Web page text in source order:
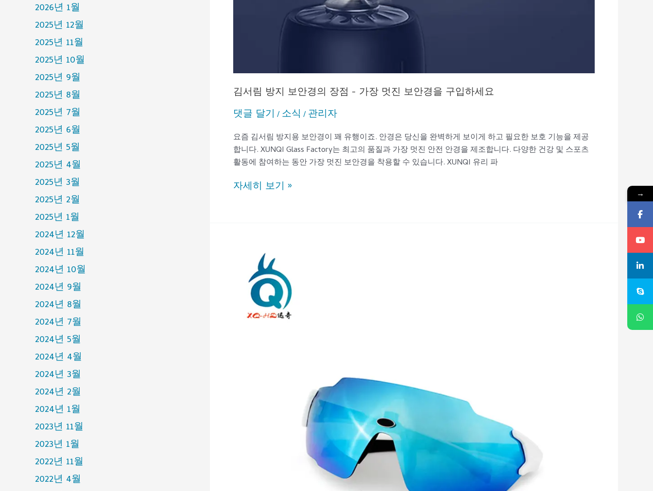
2026년 1월
2025년 12월
2025년 11월
2025년 10월
2025년 9월
2025년 8월
2025년 7월
2025년 6월
2025년 5월
2025년 4월
2025년 3월
2025년 2월
2025년 1월
2024년 12월
2024년 11월
2024년 10월
2024년 9월
2024년 8월
2024년 7월
2024년 5월
2024년 4월
2024년 3월
2024년 2월
2024년 1월
2023년 11월
2023년 1월
2022년 11월
2022년 4월
김서림 방지 보안경의 장점 - 가장 멋진 보안경을 구입하세요
댓글 달기 /소식 /관리자
요즘 김서림 방지용 보안경이 꽤 유행이죠. 안경은 당신을 완벽하게 보이게 하고 필요한 보호 기능을 제공
합니다. XUNQI Glass Factory는 최고의 품질과 가장 멋진 안전 안경을 제조합니다. 다양한 건강 및 스포츠
활동에 참여하는 동안 가장 멋진 보안경을 착용할 수 있습니다. XUNQI 유리 파
자세히 보기 » →